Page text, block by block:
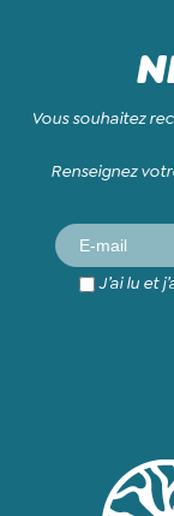
Vous souhaitez
Renseignez
J’ai lu et